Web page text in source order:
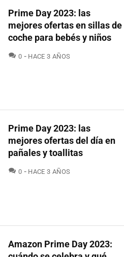
Prime Day 2023: las
mejores ofertas en sillas de
coche para bebés y niños
0 COMENTARIOS
HACE 3 AÑOS
Prime Day 2023: las
mejores ofertas del día en
pañales y toallitas
0 COMENTARIOS
HACE 3 AÑOS
Amazon Prime Day 2023: